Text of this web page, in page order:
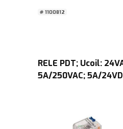
# 1100812
RELE PDT; Ucoil:
5A/250VAC; 5A/